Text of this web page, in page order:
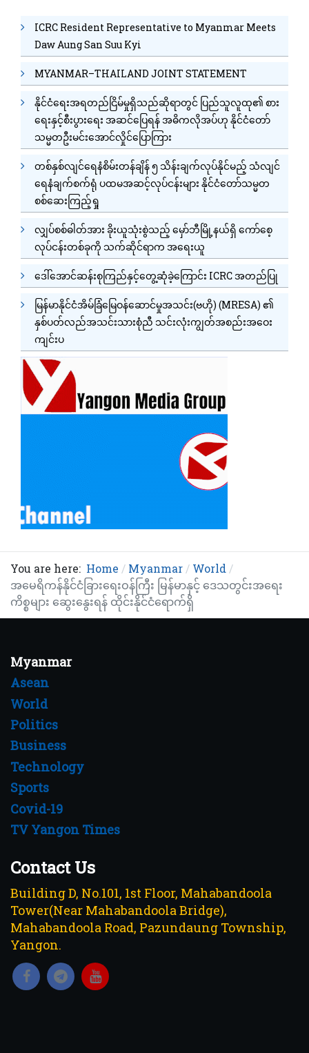
ICRC Resident Representative to Myanmar Meets
Daw Aung San Suu Kyi
MYANMAR–THAILAND JOINT STATEMENT
နိုင်ငံရေးအရတည်ငြိမ်မှုရှိသည်ဆိုရာတွင် ပြည်သူလူထု၏ စား
ရေးနှင့်စီးပွားရေး အဆင်ပြေရန် အဓိကလိုအပ်ဟု နိုင်ငံတော်
သမ္မတဦးမင်းအောင်လှိုင်ပြောကြား
တစ်နှစ်လျင်ရေနံစိမ်းတန်ချိန် ၅ သိန်းချက်လုပ်နိုင်မည့် သံလျင်
ရေနံချက်စက်ရုံ ပထမအဆင့်လုပ်ငန်းများ နိုင်ငံတော်သမ္မတ
စစ်ဆေးကြည့်ရှု
လျှပ်စစ်ဓါတ်အား ခိုးယူသုံးစွဲသည့် မှော်ဘီမြို့နယ်ရှိ ကော်စေ့
လုပ်ငန်းတစ်ခုကို သက်ဆိုင်ရာက အရေးယူ
ဒေါ်အောင်ဆန်းစုကြည်နှင့်တွေ့ဆုံခဲ့ကြောင်း ICRC အတည်ပြု
မြန်မာနိုင်ငံအိမ်ခြံမြေဝန်ဆောင်မှုအသင်း(ဗဟို) (MRESA) ၏
နှစ်ပတ်လည်အသင်းသားစုံညီ သင်းလုံးကျွတ်အစည်းအဝေး
ကျင်းပ
You are here: Home Myanmar
World
အမေရိကန်နိုင်ငံခြားရေးဝန်ကြီး မြန်မာနှင့် ဒေသတွင်းအရေး
ကိစ္စများ ဆွေးနွေးရန် ထိုင်းနိုင်ငံရောက်ရှိ
Myanmar
Asean
World
Politics
Business
Technology
Sports
Covid-19
TV Yangon Times
Contact Us
Building D, No.101, 1st Floor, Mahabandoola
Tower(Near Mahabandoola Bridge),
Mahabandoola Road, Pazundaung Township,
Yangon.